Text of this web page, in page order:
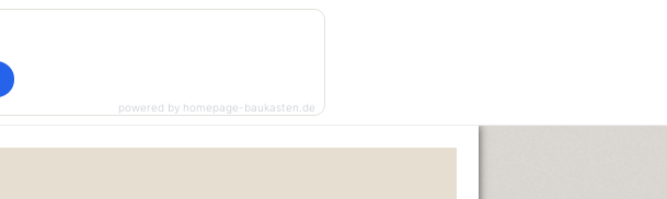
powered by homepage-baukasten.de